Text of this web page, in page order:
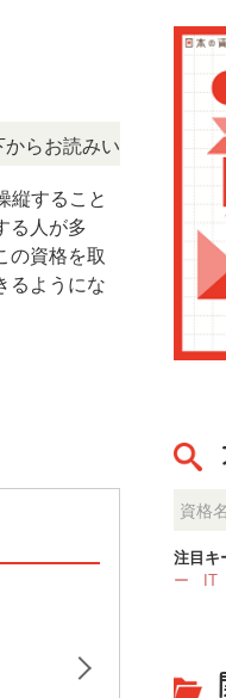
みいただけます。
すること
る人が多
の資格を取
るようにな
格
注目キ
ー
IT